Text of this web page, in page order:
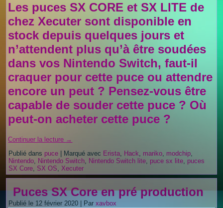
Les puces SX CORE et SX LITE de
chez Xecuter sont disponible en
stock depuis quelques jours et
n’attendent plus qu’à être soudées
dans vos Nintendo Switch, faut-il
craquer pour cette puce ou attendre
encore un peut ? Pensez-vous être
capable de souder cette puce ? Où
peut-on acheter cette puce ?
Continuer la lecture →
Publié dans puce Marqué avec Erista, Hack, mariko, modchip,
Nintendo, Nintendo Switch, Nintendo Switch lite, puce sx lite, puces
SX Core, SX OS,Xecuter
Puces SX Core en pré production
Publié le 12 février 2020 Par xavbox